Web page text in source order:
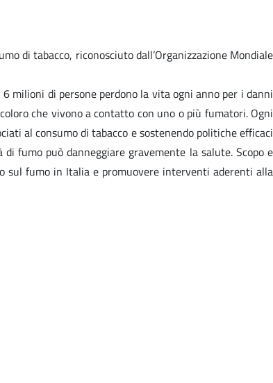
di tabacco, riconosciuto dall’Organizzazione Mondiale
milioni di persone perdono la vita ogni anno per i danni
che vivono a contatto con uno o più fumatori. Ogni
al consumo di tabacco e sostenendo politiche efficaci
fumo può danneggiare gravemente la salute. Scopo e
sul fumo in Italia e promuovere interventi aderenti alla